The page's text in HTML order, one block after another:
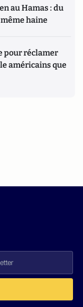
au Hamas : du
même haine
pour réclamer
américains que